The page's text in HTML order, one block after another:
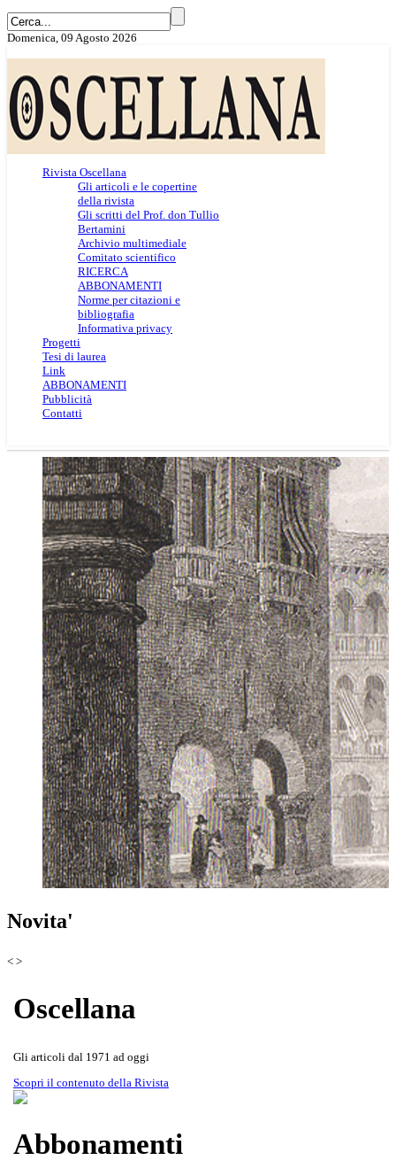
Domenica, 09 Agosto 2026
Rivista Oscellana
Gli articoli e le copertine
della rivista
Gli scritti del Prof. don Tullio
Bertamini
Archivio multimediale
Comitato scientifico
RICERCA
ABBONAMENTI
Norme per citazioni e
bibliografia
Informativa privacy
Progetti
Tesi di laurea
Link
ABBONAMENTI
Pubblicità
Contatti
Rivista Oscellana
Scoprila attraverso le copertine
della Rivista
Novita'
< >
Oscellana
Gli articoli dal 1971 ad oggi
Scopri il contenuto della Rivista
Abbonamenti